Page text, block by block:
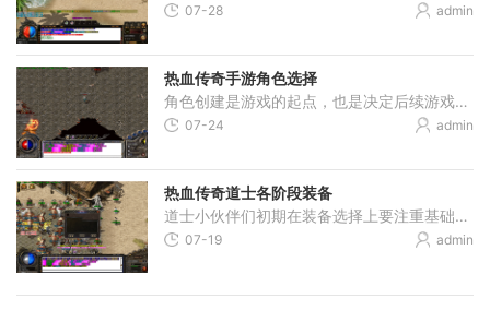
07-28 admin
热血传奇手游角色选择
角色创建是游戏的起点，也是决定后续游戏体验的关键步骤。玩家需要根据自己的游戏风格和喜好选择适合的职业，游戏中有战士、法师、道士三种职业，它们各具特色且拥有不同的发
07-24 admin
热血传奇道士各阶段装备
道士小伙伴们初期在装备选择上要注重基础属性的积累。新手阶段可以通过完成主线任务获取基础装备，等级提升逐步更换更好的防具和武器。道士初期可以选择增加道术攻击的装备，
07-19 admin